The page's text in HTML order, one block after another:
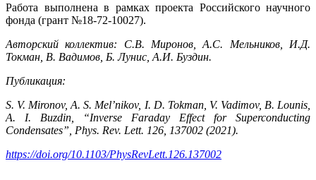
Работа выполнена в рамках проекта Российского научного
фонда (грант №18-72-10027).
Авторский коллектив: С.В. Миронов, А.С. Мельников, И.Д.
Токман, В. Вадимов, Б. Лунис, А.И. Буздин.
Публикация:
S. V. Mironov, A. S. Mel’nikov, I. D. Tokman, V. Vadimov, B. Lounis,
A. I. Buzdin, “Inverse Faraday Effect for Superconducting
Condensates”, Phys. Rev. Lett. 126, 137002 (2021).
https://doi.org/10.1103/PhysRevLett.126.137002